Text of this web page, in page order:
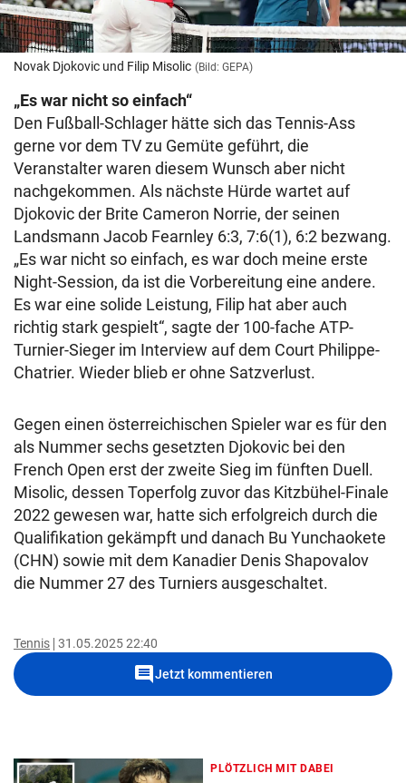
Novak Djokovic und Filip Misolic (Bild: GEPA)
„Es war nicht so einfach“
Den Fußball-Schlager hätte sich das Tennis-Ass
gerne vor dem TV zu Gemüte geführt, die
Veranstalter waren diesem Wunsch aber nicht
nachgekommen. Als nächste Hürde wartet auf
Djokovic der Brite Cameron Norrie, der seinen
Landsmann Jacob Fearnley 6:3, 7:6(1), 6:2 bezwang.
„Es war nicht so einfach, es war doch meine erste
Night-Session, da ist die Vorbereitung eine andere.
Es war eine solide Leistung, Filip hat aber auch
richtig stark gespielt“, sagte der 100-fache ATP-
Turnier-Sieger im Interview auf dem Court Philippe-
Chatrier. Wieder blieb er ohne Satzverlust.
Gegen einen österreichischen Spieler war es für den
als Nummer sechs gesetzten Djokovic bei den
French Open erst der zweite Sieg im fünften Duell.
Misolic, dessen Toperfolg zuvor das Kitzbühel-Finale
2022 gewesen war, hatte sich erfolgreich durch die
Qualifikation gekämpft und danach Bu Yunchaokete
(CHN) sowie mit dem Kanadier Denis Shapovalov
die Nummer 27 des Turniers ausgeschaltet.
Tennis 31.05.2025 22:40
commentJetzt kommentieren
PLÖTZLICH MIT DABEI